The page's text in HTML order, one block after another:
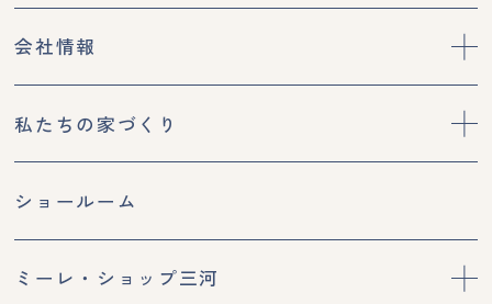
会社情報
私たちの家づくり
ショールーム
ミーレ・ショップ三河